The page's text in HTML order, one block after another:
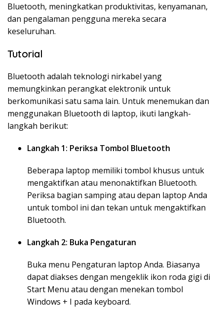
Bluetooth, meningkatkan produktivitas, kenyamanan,
dan pengalaman pengguna mereka secara
keseluruhan.
Tutorial
Bluetooth adalah teknologi nirkabel yang
memungkinkan perangkat elektronik untuk
berkomunikasi satu sama lain. Untuk menemukan dan
menggunakan Bluetooth di laptop, ikuti langkah-
langkah berikut:
Langkah 1: Periksa Tombol Bluetooth
Beberapa laptop memiliki tombol khusus untuk
mengaktifkan atau menonaktifkan Bluetooth.
Periksa bagian samping atau depan laptop Anda
untuk tombol ini dan tekan untuk mengaktifkan
Bluetooth.
Langkah 2: Buka Pengaturan
Buka menu Pengaturan laptop Anda. Biasanya
dapat diakses dengan mengeklik ikon roda gigi di
Start Menu atau dengan menekan tombol
Windows + I pada keyboard.